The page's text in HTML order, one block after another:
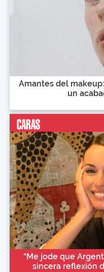
Amantes del
un
“Me jode que
sincera reflexión